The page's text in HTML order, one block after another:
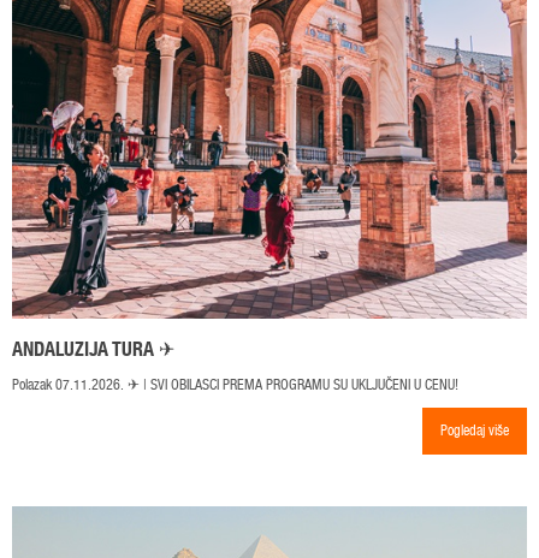
ANDALUZIJA TURA ✈
Polazak 07.11.2026. ✈ | SVI OBILASCI PREMA PROGRAMU SU UKLJUČENI U CENU!
Pogledaj više